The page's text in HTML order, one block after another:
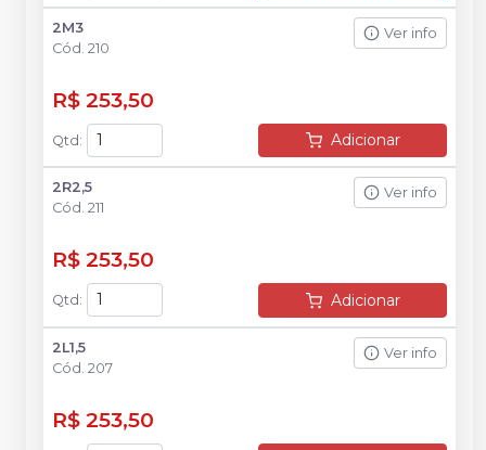
2M3
Cód. 210
Ver info
R$ 253,50
Qtd: Adicionar
2R2,5
Cód. 211
Ver info
R$ 253,50
Qtd : Adicionar
2L1,5
Cód. 207
Ver info
R$ 253,50